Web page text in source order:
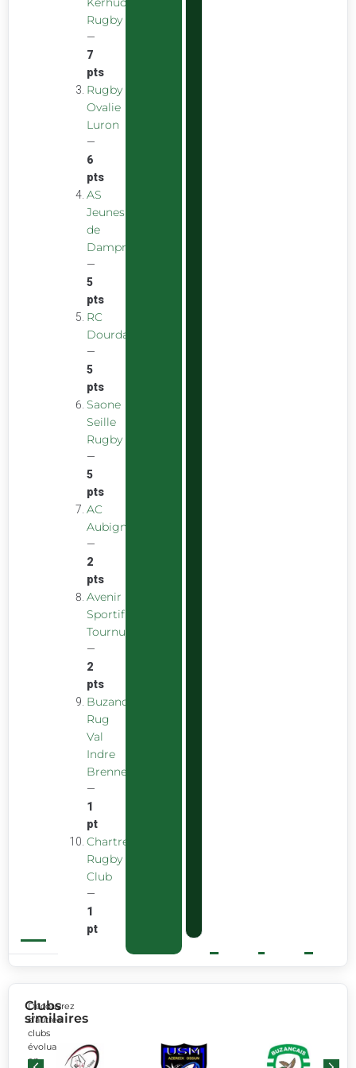
Rugby
—
7
pts
Rugby
Ovalie
Luron
—
6
pts
AS
Jeunes
de
Dampniat
—
5
pts
RC
Dourdan
—
5
pts
Saone
Seille
Rugby
—
5
pts
AC
Aubigny
—
2
pts
Avenir
Sportif
Tournus
—
2
pts
Buzancais
Rug
Val
Indre
Brenne
—
1
pt
Chartreuse
Rugby
Club
—
1
pt
Clubs
similaires
Découvrez
d’autres
clubs
évoluant
en